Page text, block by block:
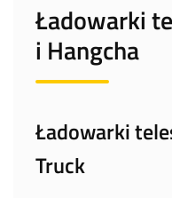
Ładowarki
i Hangcha
Ładowarki
Truck